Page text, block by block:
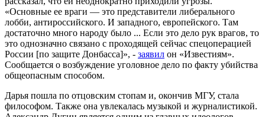
«Основные ее враги — это представители либерального
лобби, антироссийского. И западного, европейского. Там
достаточно много народу было ... Если это дело рук врагов, то
это однозначно связано с проходящей сейчас спецоперацией
России [по защите Донбасса]», - заявил он «Известиям».
Сообщается о возбуждение уголовное дело по факту убийства
общеопасным способом.
Дарья пошла по отцовским стопам и, окончив МГУ, стала
философом. Также она увлекалась музыкой и журналистикой.